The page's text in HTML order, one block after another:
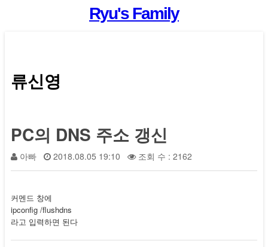
류신영
PC의 DNS 주소 갱신
아빠 2018.08.05 19:10 조회 수 : 2162
커멘드 창에
ipconfig /flushdns
라고 입력하면 된다
Ryu's Family